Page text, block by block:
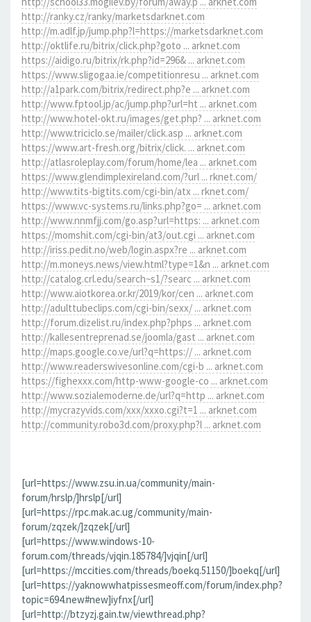
http://ranky.cz/ranky/marketsdarknet.com
http://m.adlf.jp/jump.php?l=https://marketsdarknet.com
http://oktlife.ru/bitrix/click.php?goto ... arknet.com
https://aidigo.ru/bitrix/rk.php?id=296& ... arknet.com
https://www.sligogaa.ie/competitionresu ... arknet.com
http://a1park.com/bitrix/redirect.php?e ... arknet.com
http://www.fptool.jp/ac/jump.php?url=ht ... arknet.com
http://www.hotel-okt.ru/images/get.php? ... arknet.com
http://www.triciclo.se/mailer/click.asp ... arknet.com
https://www.art-fresh.org/bitrix/click. ... arknet.com
http://atlasroleplay.com/forum/home/lea ... arknet.com
https://www.glendimplexireland.com/?url ... rknet.com/
http://www.tits-bigtits.com/cgi-bin/atx ... rknet.com/
https://www.vc-systems.ru/links.php?go= ... arknet.com
http://www.nnmfjj.com/go.asp?url=https: ... arknet.com
https://momshit.com/cgi-bin/at3/out.cgi ... arknet.com
http://iriss.pedit.no/web/login.aspx?re ... arknet.com
http://m.moneys.news/view.html?type=1&n ... arknet.com
http://catalog.crl.edu/search~s1/?searc ... arknet.com
http://www.aiotkorea.or.kr/2019/kor/cen ... arknet.com
http://adulttubeclips.com/cgi-bin/sexx/ ... arknet.com
http://forum.dizelist.ru/index.php?phps ... arknet.com
http://kallesentreprenad.se/joomla/gast ... arknet.com
http://maps.google.co.ve/url?q=https:// ... arknet.com
http://www.readerswivesonline.com/cgi-b ... arknet.com
https://fighexxx.com/http-www-google-co ... arknet.com
http://www.sozialemoderne.de/url?q=http ... arknet.com
http://mycrazyvids.com/xxx/xxxo.cgi?t=1 ... arknet.com
http://community.robo3d.com/proxy.php?l ... arknet.com
[url=https://www.zsu.in.ua/community/main-
forum/hrslp/]hrslp[/url]
[url=https://rpc.mak.ac.ug/community/main-
forum/zqzek/]zqzek[/url]
[url=https://www.windows-10-
forum.com/threads/vjqin.185784/]vjqin[/url]
[url=https://mccities.com/threads/boekq.51150/]boekq[/url]
[url=https://yaknowwhatpissesmeoff.com/forum/index.php?
topic=694.new#new]iyfnx[/url]
[url=http://btzyzj.gain.tw/viewthread.php?